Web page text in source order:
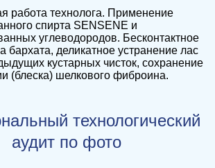
работа технолога. Применение
спирта SENSENE и
углеводородов. Бесконтактное
бархата, деликатное устранение лас
кустарных чисток, сохранение
(блеска) шелкового фиброина.
технологический
аудит по фото